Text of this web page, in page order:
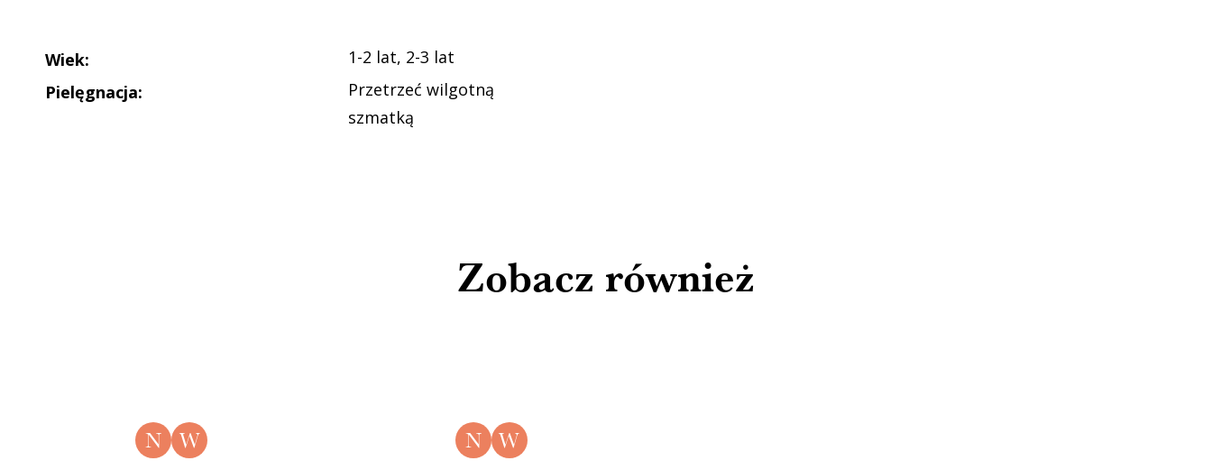
Wiek:
1-2 lat, 2-3 lat
Pielęgnacja:
Przetrzeć wilgotną
szmatką
Zobacz również
N W N W